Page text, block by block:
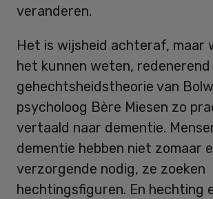
veranderen.
Het is wijsheid achteraf, maar
het kunnen weten,
gehechtsheidstheorie van
psycholoog Bère Miesen zo
vertaald naar dementie.
dementie hebben niet zomaar
verzorgende nodig, ze zoeken
hechtingsfiguren. En hechting